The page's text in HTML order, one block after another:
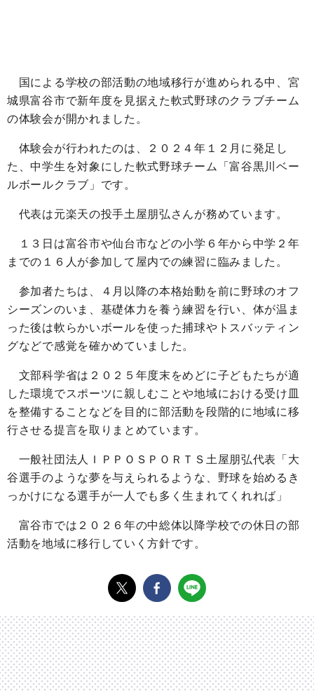
国による学校の部活動の地域移行が進められる中、宮
城県富谷市で新年度を見据えた軟式野球のクラブチーム
の体験会が開かれました。
体験会が行われたのは、２０２４年１２月に発足し
た、中学生を対象にした軟式野球チーム「富谷黒川ベー
ルボールクラブ」です。
代表は元楽天の投手土屋朋弘さんが務めています。
１３日は富谷市や仙台市などの小学６年から中学２年
までの１６人が参加して屋内での練習に臨みました。
参加者たちは、４月以降の本格始動を前に野球のオフ
シーズンのいま、基礎体力を養う練習を行い、体が温ま
った後は軟らかいボールを使った捕球やトスバッティン
グなどで感覚を確かめていました。
文部科学省は２０２５年度末をめどに子どもたちが適
した環境でスポーツに親しむことや地域における受け皿
を整備することなどを目的に部活動を段階的に地域に移
行させる提言を取りまとめています。
一般社団法人ＩＰＰＯＳＰＯＲＴＳ土屋朋弘代表「大
谷選手のような夢を与えられるような、野球を始めるき
っかけになる選手が一人でも多く生まれてくれれば」
富谷市では２０２６年の中総体以降学校での休日の部
活動を地域に移行していく方針です。